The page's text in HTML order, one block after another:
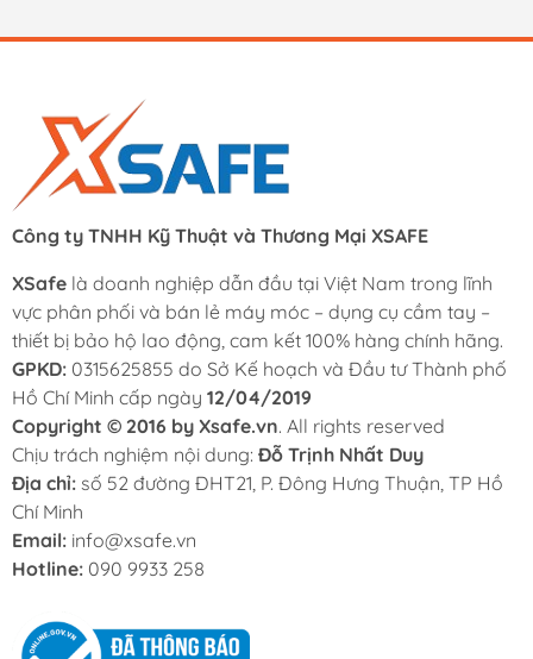
Công ty TNHH Kỹ Thuật và Thương Mại XSAFE
XSafe là doanh nghiệp dẫn đầu tại Việt Nam trong lĩnh
vực phân phối và bán lẻ máy móc – dụng cụ cầm tay –
thiết bị bảo hộ lao động, cam kết 100% hàng chính hãng.
GPKD: 0315625855 do Sở Kế hoạch và Đầu tư Thành phố
Hồ Chí Minh cấp ngày 12/04/2019
Copyright © 2016 by Xsafe.vn. All rights reserved
Chịu trách nghiệm nội dung: Đỗ Trịnh Nhất Duy
Địa chỉ: số 52 đường ĐHT21, P. Đông Hưng Thuận, TP Hồ
Chí Minh
Email: info@xsafe.vn
Hotline: 090 9933 258